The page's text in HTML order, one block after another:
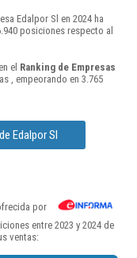
Edalpor Sl en 2024 ha
posiciones respecto al
el Ranking de Empresas
, empeorando en 3.765
Edalpor Sl
por
entre 2023 y 2024 de
ventas: